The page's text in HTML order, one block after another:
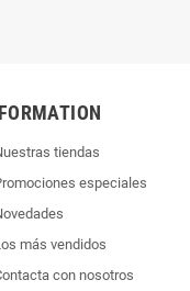
tiendas
especiales
más vendidos
con nosotros